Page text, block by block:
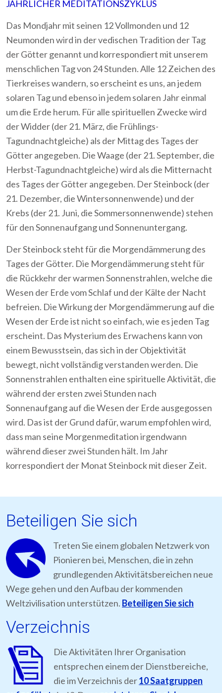
JÄHRLICHER MEDITATIONSZYKLUS
Das Mondjahr mit seinen 12 Vollmonden und 12
Neumonden wird in der vedischen Tradition der Tag
der Götter genannt und korrespondiert mit unserem
menschlichen Tag von 24 Stunden. Alle 12 Zeichen des
Tierkreises wandern, so erscheint es uns, an jedem
solaren Tag und ebenso in jedem solaren Jahr einmal
um die Erde herum. Für alle spirituellen Zwecke wird
der Widder (der 21. März, die Frühlings-
Tagundnachtgleiche) als der Mittag des Tages der
Götter angegeben. Die Waage (der 21. September, die
Herbst-Tagundnachtgleiche) wird als die Mitternacht
des Tages der Götter angegeben. Der Steinbock (der
21. Dezember, die Wintersonnenwende) und der
Krebs (der 21. Juni, die Sommersonnenwende) stehen
für den Sonnenaufgang und Sonnenuntergang.
Der Steinbock steht für die Morgendämmerung des
Tages der Götter. Die Morgendämmerung steht für
die Rückkehr der warmen Sonnenstrahlen, welche die
Wesen der Erde vom Schlaf und der Kälte der Nacht
befreien. Die Wirkung der Morgendämmerung auf die
Wesen der Erde ist nicht so einfach, wie es jeden Tag
erscheint. Das Mysterium des Erwachens kann von
einem Bewusstsein, das sich in der Objektivität
bewegt, nicht vollständig verstanden werden. Die
Sonnenstrahlen enthalten eine spirituelle Aktivität, die
während der ersten zwei Stunden nach
Sonnenaufgang auf die Wesen der Erde ausgegossen
wird. Das ist der Grund dafür, warum empfohlen wird,
dass man seine Morgenmeditation irgendwann
während dieser zwei Stunden hält. Im Jahr
korrespondiert der Monat Steinbock mit dieser Zeit.
Beteiligen Sie sich
Treten Sie einem globalen Netzwerk von
Pionieren bei, Menschen, die in zehn
grundlegenden Aktivitätsbereichen neue
Wege gehen und den Aufbau der kommenden
Weltzivilisation unterstützen. Beteiligen Sie sich
Verzeichnis
Die Aktivitäten Ihrer Organisation
entsprechen einem der Dienstbereiche,
die im Verzeichnis der10 Saatgruppen